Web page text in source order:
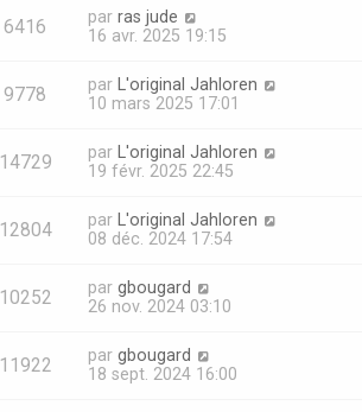
6416 par ras jude
16 avr. 2025 19:15
9778 par
L'original Jahloren
10 mars 2025 17:01
14729 par
L'original Jahloren
19 févr. 2025 22:45
12804 par
L'original Jahloren
08 déc. 2024 17:54
10252 par gbougard
26 nov. 2024 03:10
11922 par gbougard
18 sept. 2024 16:00